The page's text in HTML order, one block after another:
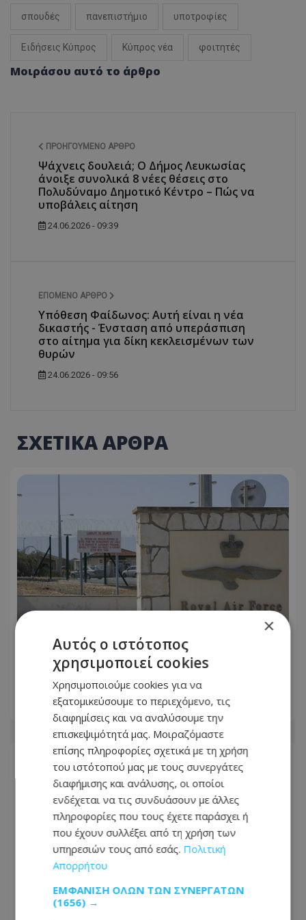
σπουδές πανεπιστήμιο υποτροφίες
Ειδήσεις Κύπρος Κύπρος νέα φοιτητές
Μοιράσου αυτό το άρθρο
ΠΡΟΗΓΟΎΜΕΝΟ ΆΡΘΡΟ
Ψάχνεις δουλειά; Ο Δήμος Λευκωσίας
άνοιξε συνολικά 8 νέες θέσεις στο
Πολυδύναμο Δημοτικό Κέντρο – Πώς να
υποβάλεις αίτηση
24.06.2026 - 09:39
ΕΠΌΜΕΝΟ ΆΡΘΡΟ
Υπόθεση Φαίδωνος: Αυτή είναι η νέα
δικαστής - Ένσταση από υπεράσπιση
στο αίτημα για δίκη κεκλεισμένων των
θυρών
24.06.2026 - 09:56
ΣΧΕΤΙΚΑ ΑΡΘΡΑ
«Όχι» στις νέες κεραίες στο Ακρωτήρι
– Κατεβαίνουν σε διαμαρτυρία
08.08.2026 - 07:41
×
Αυτός ο ιστότοπος
χρησιμοποιεί cookies
Χρησιμοποιούμε cookies για να
εξατομικεύσουμε το περιεχόμενο, τις
διαφημίσεις και να αναλύσουμε την
επισκεψιμότητά μας. Μοιραζόμαστε
επίσης πληροφορίες σχετικά με τη χρήση
του ιστότοπού μας με τους συνεργάτες
διαφήμισης και ανάλυσης, οι οποίοι
ενδέχεται να τις συνδυάσουν με άλλες
πληροφορίες που τους έχετε παράσχει ή
που έχουν συλλέξει από τη χρήση των
υπηρεσιών τους από εσάς. Πολιτική
Απορρήτου
ΕΜΦΆΝΙΣΗ ΌΛΩΝ ΤΩΝ ΣΥΝΕΡΓΑΤΏΝ
(1656) →